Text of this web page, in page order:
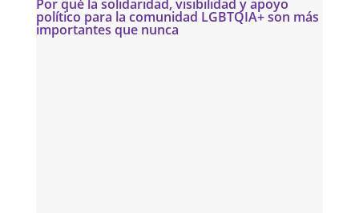
Por qué la solidaridad, visibilidad y apoyo
político para la comunidad LGBTQIA+ son más
importantes que nunca